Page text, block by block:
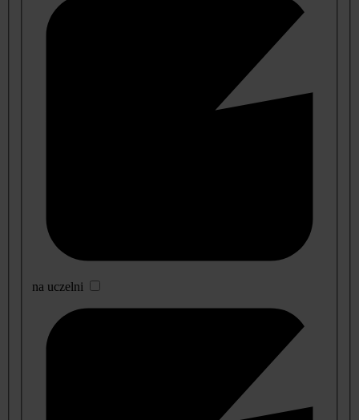
na uczelni